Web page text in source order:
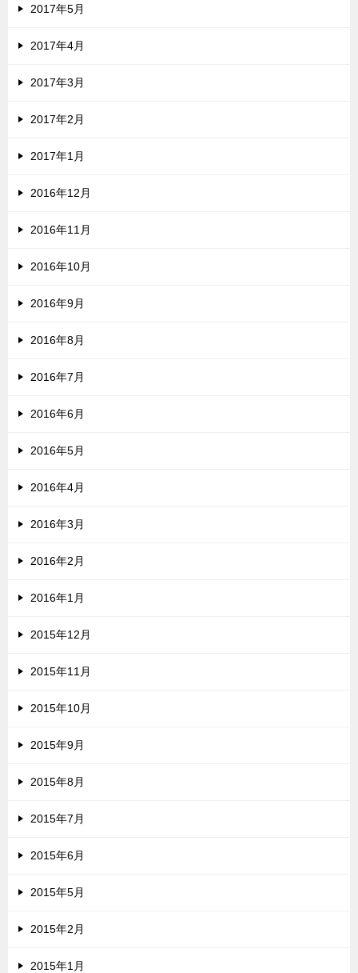
2017年5月
2017年4月
2017年3月
2017年2月
2017年1月
2016年12月
2016年11月
2016年10月
2016年9月
2016年8月
2016年7月
2016年6月
2016年5月
2016年4月
2016年3月
2016年2月
2016年1月
2015年12月
2015年11月
2015年10月
2015年9月
2015年8月
2015年7月
2015年6月
2015年5月
2015年2月
2015年1月